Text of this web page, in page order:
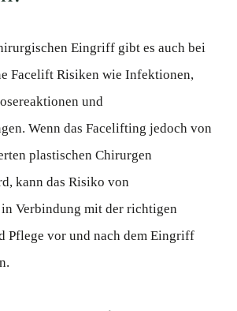
Eingriff gibt es auch bei
Facelift Risiken wie Infektionen,
und
Wenn das Facelifting jedoch von
plastischen Chirurgen
kann das Risiko von
Verbindung mit der richtigen
Pflege vor und nach dem Eingriff